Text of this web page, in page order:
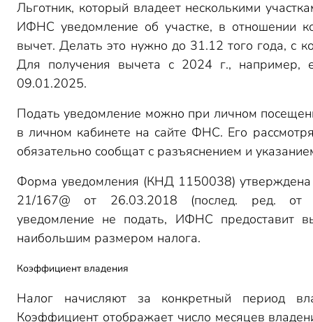
Льготник, который владеет несколькими
ИФНС уведомление об участке, в отношении
вычет. Делать это нужно до 31.12 того года, с
Для получения вычета с 2024 г., например,
09.01.2025.
Подать уведомление можно при личном
в личном кабинете на сайте ФНС. Его
обязательно сообщат с разъяснением и
Форма уведомления (КНД 1150038)
21/167@ от 26.03.2018 (послед. ред. от
уведомление не подать, ИФНС предоставит
наибольшим размером налога.
Коэффициент владения
Налог начисляют за конкретный период
Коэффициент отображает число месяцев